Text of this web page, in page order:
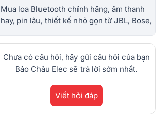
Mua loa Bluetooth chính hãng, âm thanh
hay, pin lâu, thiết kế nhỏ gọn từ JBL, Bose,
tốt, bảo hành uy tín. 1900.0255
Chưa có câu hỏi, hãy gửi câu hỏi của bạn
Bảo Châu Elec sẽ trả lời sớm nhất.
Viết hỏi đáp